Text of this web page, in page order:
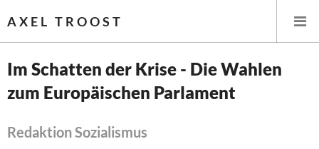
AXEL TROOST
Startseite
Themen
Im Schatten der Krise - Die Wahlen
zum Europäischen Parlament
Redaktion Sozialismus